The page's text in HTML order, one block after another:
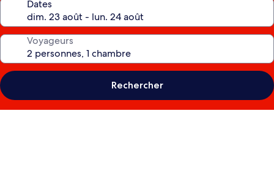
Dates
Voyageurs
Rechercher